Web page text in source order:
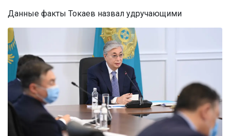
Данные факты Токаев назвал удручающими